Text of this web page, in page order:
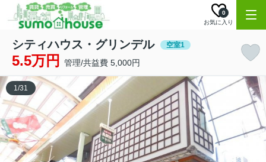
お気に入り
0
シティハウス・グリンデル 空室1
5.5万円 管理/共益費 5,000円
1/31